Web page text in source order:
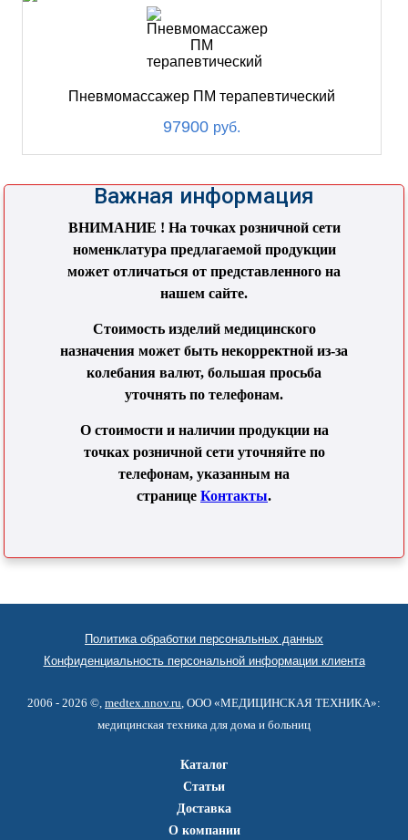
Пневмомассажер ПМ терапевтический
97900 руб.
Важная информация
ВНИМАНИЕ ! На точках розничной сети
номенклатура предлагаемой продукции
может отличаться от представленного на
нашем сайте.
Стоимость изделий медицинского
назначения может быть некорректной из-за
колебания валют, большая просьба
уточнять по телефонам.
О стоимости и наличии продукции на
точках розничной сети уточняйте по
телефонам, указанным на
странице Контакты.
Политика обработки персональных данных
Конфиденциальность персональной информации клиента
2006 - 2026 ©, medtex.nnov.ru , ООО «МЕДИЦИНСКАЯ ТЕХНИКА»:
медицинская техника для дома и больниц
Каталог
Статьи
Доставка
О компании